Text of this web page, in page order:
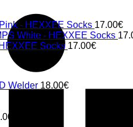
- HEXXEE Socks 17.00€
White - HEXXEE Socks
Socks 17.00€
Welder 18.00€